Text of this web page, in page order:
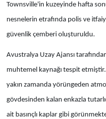
Townsville'in kuzeyinde hafta
nesnelerin etrafında polis ve
güvenlik çemberi oluşturuldu.
Avustralya Uzay Ajansı
muhtemel kaynağı tespit
yakın zamanda yörüngeden
gövdesinden kalan enkazla
ait basınçlı kaplar gibi